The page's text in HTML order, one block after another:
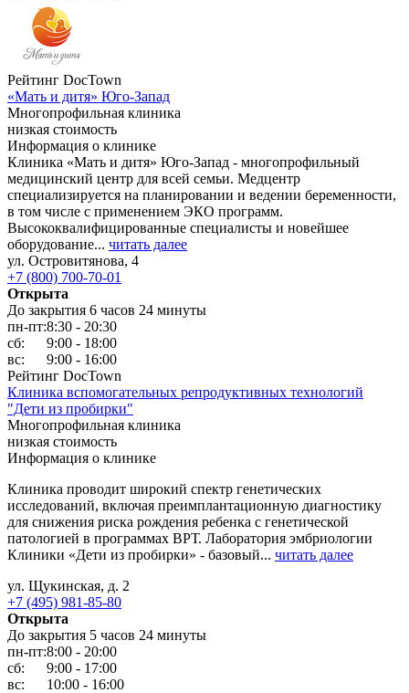
Рейтинг DocTown
«Мать и дитя» Юго-Запад
Многопрофильная клиника
низкая стоимость
Информация о клинике
Клиника «Мать и дитя» Юго-Запад - многопрофильный
медицинский центр для всей семьи. Медцентр
специализируется на планировании и ведении беременности,
в том числе с применением ЭКО программ.
Высококвалифицированные специалисты и новейшее
оборудование... читать далее
ул. Островитянова, 4
+7 (800) 700-70-01
Открыта
До закрытия 6 часов 24 минуты
пн-пт:8:30 - 20:30
сб:
9:00 - 18:00
вс:
9:00 - 16:00
Рейтинг DocTown
Клиника вспомогательных репродуктивных технологий
"Дети из пробирки"
Многопрофильная клиника
низкая стоимость
Информация о клинике
Клиника проводит широкий спектр генетических
исследований, включая преимплантационную диагностику
для снижения риска рождения ребенка с генетической
патологией в программах ВРТ. Лаборатория эмбриологии
Клиники «Дети из пробирки» - базовый... читать далее
ул. Щукинская, д. 2
+7 (495) 981-85-80
Открыта
До закрытия 5 часов 24 минуты
пн-пт:8:00 - 20:00
сб:
9:00 - 17:00
вс:
10:00 - 16:00